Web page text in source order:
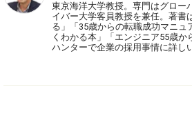
東京海洋大学教授。専門はグロー
イバー大学客員教授を兼任。著書
る」「35歳からの転職成功マニュ
くわかる本」「エンジニア55歳
ハンターで企業の採用事情に詳し